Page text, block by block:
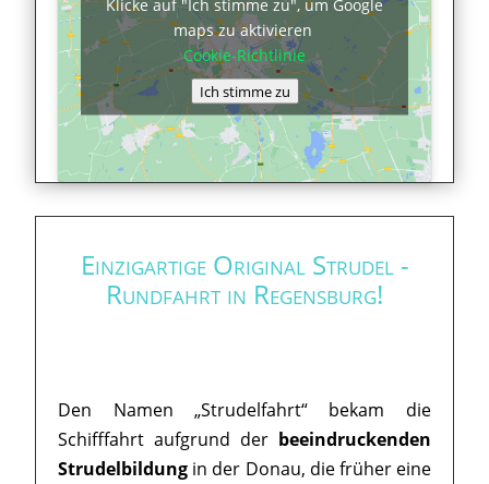
Klicke auf "Ich stimme zu", um Google
maps zu aktivieren
Cookie-Richtlinie
Ich stimme zu
Einzigartige Original Strudel -
Rundfahrt in Regensburg!
Den Namen „Strudelfahrt“ bekam die
Schifffahrt aufgrund der beeindruckenden
Strudelbildung in der Donau, die früher eine